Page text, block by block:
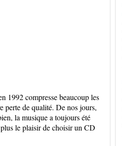
1992 compresse beaucoup les
perte de qualité. De nos jours,
la musique a toujours été
le plaisir de choisir un CD